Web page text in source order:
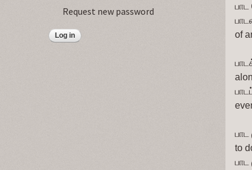
Request new password
of
பாட
to
பாட